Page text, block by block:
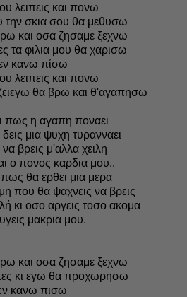
λειπεις και πονω
την σκια σου θα μεθυσω
και οσα ζησαμε ξεχνω
τα φιλια μου θα χαρισω
κανω πίσω
λειπεις και πονω
θα βρω και θ'αγαπησω
πως η αγαπη ποναει
μια ψυχη τυρανναει
να βρεις μ'αλλα χειλη
ο πονος καρδια μου..
θα ερθει μια μερα
που θα ψαχνεις να βρεις
κι οσο αργεις τοσο ακομα
μακρια μου.
και οσα ζησαμε ξεχνω
κι εγω θα προχωρησω
κανω πισω